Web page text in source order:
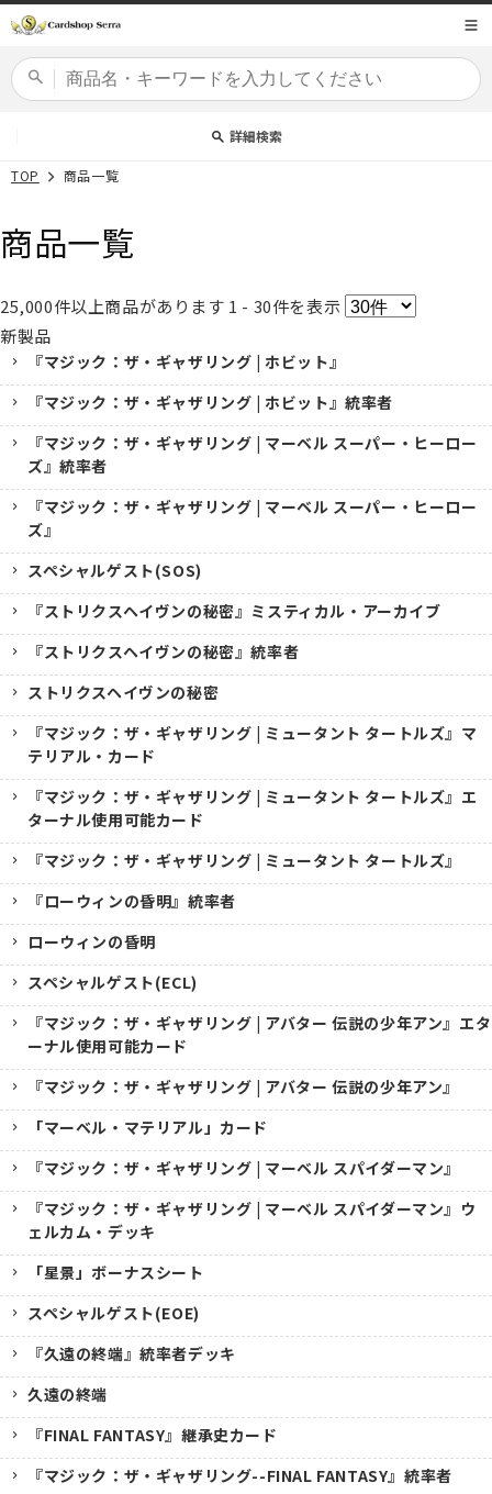
ンツに
詳細検索
商品コード
カードセット
TOP 商品一覧
商品一覧
25,000件以上商品があります 1 - 30件を表示
新製品
『マジック：ザ・ギャザリング | ホビット』
『マジック：ザ・ギャザリング | ホビット』統率者
『マジック：ザ・ギャザリング | マーベル スーパー・ヒーロー
ズ』統率者
『マジック：ザ・ギャザリング | マーベル スーパー・ヒーロー
ズ』
スペシャルゲスト(SOS)
『ストリクスヘイヴンの秘密』ミスティカル・アーカイブ
『ストリクスヘイヴンの秘密』統率者
ストリクスヘイヴンの秘密
『マジック：ザ・ギャザリング | ミュータント タートルズ』マ
テリアル・カード
『マジック：ザ・ギャザリング | ミュータント タートルズ』エ
ターナル使用可能カード
『マジック：ザ・ギャザリング | ミュータント タートルズ』
『ローウィンの昏明』統率者
ローウィンの昏明
スペシャルゲスト(ECL)
『マジック：ザ・ギャザリング | アバター 伝説の少年アン』エタ
ーナル使用可能カード
『マジック：ザ・ギャザリング | アバター 伝説の少年アン』
「マーベル・マテリアル」カード
『マジック：ザ・ギャザリング | マーベル スパイダーマン』
『マジック：ザ・ギャザリング | マーベル スパイダーマン』ウ
ェルカム・デッキ
「星景」ボーナスシート
スペシャルゲスト(EOE)
『久遠の終端』統率者デッキ
久遠の終端
『FINAL FANTASY』継承史カード
『マジック：ザ・ギャザリング--FINAL FANTASY』統率者